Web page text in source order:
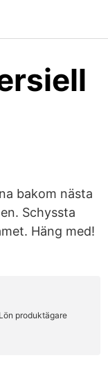
bakom nästa
Schyssta
Häng med!